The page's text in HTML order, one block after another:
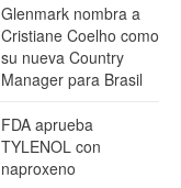
Glenmark nombra a
Cristiane Coelho como
su nueva Country
Manager para Brasil
FDA aprueba
TYLENOL con
naproxeno